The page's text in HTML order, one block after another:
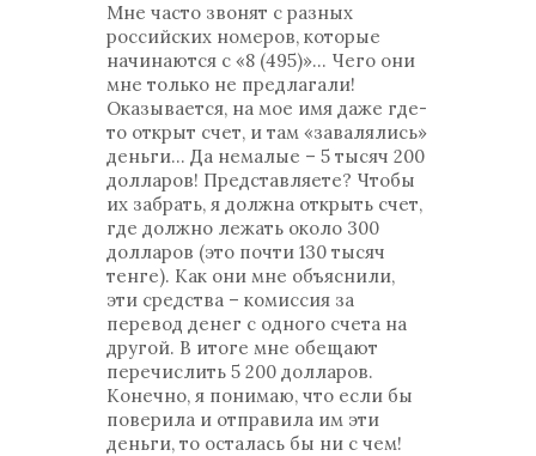
Мне часто звонят с разных
российских номеров, которые
начинаются с «8 (495)»… Чего они
мне только не предлагали!
Оказывается, на мое имя даже где-
то открыт счет, и там «завалялись»
деньги… Да немалые – 5 тысяч 200
долларов! Представляете? Чтобы
их забрать, я должна открыть счет,
где должно лежать около 300
долларов (это почти 130 тысяч
тенге). Как они мне объяснили,
эти средства – комиссия за
перевод денег с одного счета на
другой. В итоге мне обещают
перечислить 5 200 долларов.
Конечно, я понимаю, что если бы
поверила и отправила им эти
деньги, то осталась бы ни с чем!